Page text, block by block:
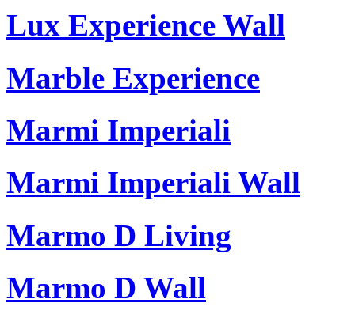
Lux Experience Wall
Marble Experience
Marmi Imperiali
Marmi Imperiali Wall
Marmo D Living
Marmo D Wall